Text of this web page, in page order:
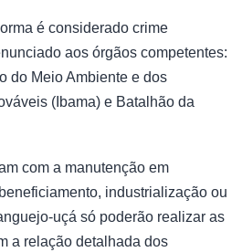
é considerado crime
aos órgãos competentes:
do Meio Ambiente e dos
(Ibama) e Batalhão da
com a manutenção em
industrialização ou
uçá só poderão realizar as
a relação detalhada dos